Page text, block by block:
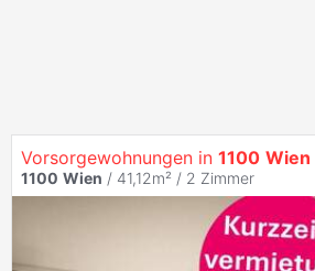
Vorsorgewohnungen in 1100 Wien
1100 Wien / 41,12m² / 2 Zimmer